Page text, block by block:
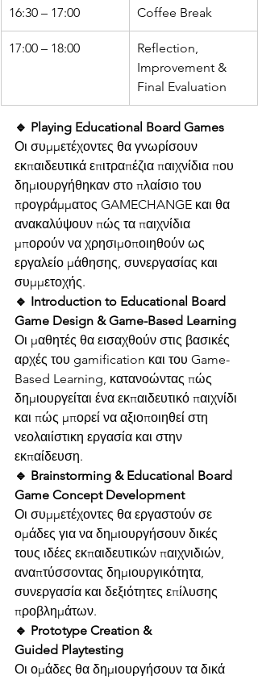
16:30 – 17:00 Coffee Break
17:00 – 18:00
Reflection,
Improvement &
Final Evaluation
🔹 Playing Educational Board Games
Οι συμμετέχοντες θα γνωρίσουν
εκπαιδευτικά επιτραπέζια παιχνίδια που
δημιουργήθηκαν στο πλαίσιο του
προγράμματος GAMECHANGE και θα
ανακαλύψουν πώς τα παιχνίδια
μπορούν να χρησιμοποιηθούν ως
εργαλείο μάθησης, συνεργασίας και
συμμετοχής.
🔹 Introduction to Educational Board
Game Design & Game-Based Learning
Οι μαθητές θα εισαχθούν στις βασικές
αρχές του gamification και του Game-
Based Learning, κατανοώντας πώς
δημιουργείται ένα εκπαιδευτικό παιχνίδι
και πώς μπορεί να αξιοποιηθεί στη
νεολαιίστικη εργασία και στην
εκπαίδευση.
🔹 Brainstorming & Educational Board
Game Concept Development
Οι συμμετέχοντες θα εργαστούν σε
ομάδες για να δημιουργήσουν δικές
τους ιδέες εκπαιδευτικών παιχνιδιών,
αναπτύσσοντας δημιουργικότητα,
συνεργασία και δεξιότητες επίλυσης
προβλημάτων.
🔹 Prototype Creation &
Guided Playtesting
Οι ομάδες θα δημιουργήσουν τα δικά